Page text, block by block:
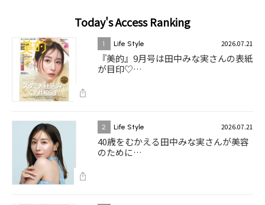
Today's Access Ranking
1 Life Style 2026.07.21
『美的』9月号は田中みな実さんの表紙
が目印♡…
2 Life Style 2026.07.21
40歳をむかえる田中みな実さんが美容
のために…